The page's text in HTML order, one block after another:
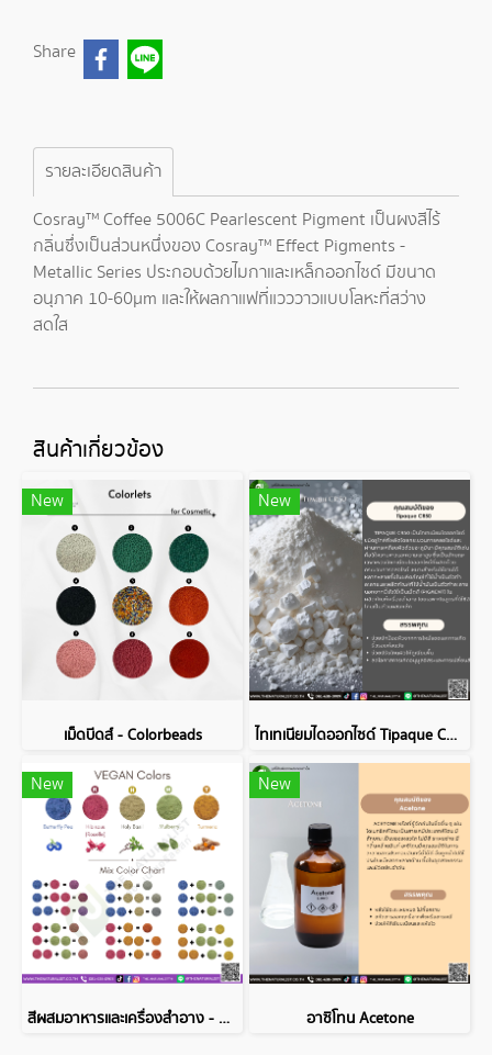
Share
รายละเอียดสินค้า
Cosray™ Coffee 5006C Pearlescent Pigment เป็นผงสีไร้
กลิ่นซึ่งเป็นส่วนหนึ่งของ Cosray™ Effect Pigments -
Metallic Series ประกอบด้วยไมกาและเหล็กออกไซด์ มีขนาด
อนุภาค 10-60µm และให้ผลกาแฟที่แวววาวแบบโลหะที่สว่าง
สดใส
สินค้าเกี่ยวข้อง
New
เม็ดบีดส์ - Colorbeads
New
ไทเทเนียมไดออกไซด์ Tipaque CR50
New
สีผสมอาหารและเครื่องสำอาง - VEGAN Colors
New
อาซิโทน Acetone